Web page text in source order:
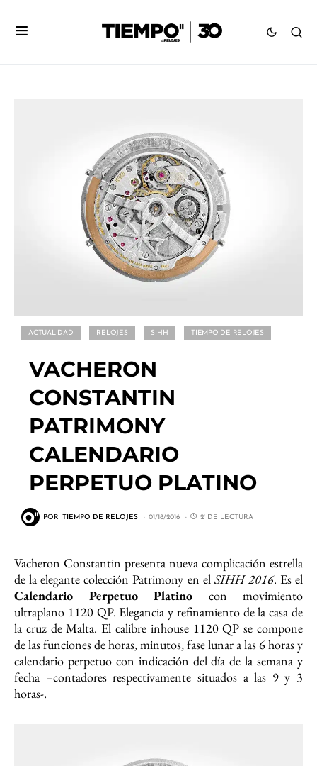
ACTUALIDAD RELOJES SIHH TIEMPO DE RELOJES
VACHERON
CONSTANTIN
PATRIMONY
CALENDARIO
PERPETUO PLATINO
POR TIEMPO DE RELOJES 01/18/2016 2' DE LECTURA
Vacheron Constantin presenta nueva complicación estrella
de la elegante colección Patrimony en elSIHH 2016. Es el
Calendario Perpetuo Platino con movimiento
ultraplano 1120 QP. Elegancia y refinamiento de la casa de
la cruz de Malta. El calibre inhouse 1120 QP se compone
de las funciones de horas, minutos, fase lunar a las 6 horas y
calendario perpetuo con indicación del día de la semana y
fecha –contadores respectivamente situados a las 9 y 3
horas-.